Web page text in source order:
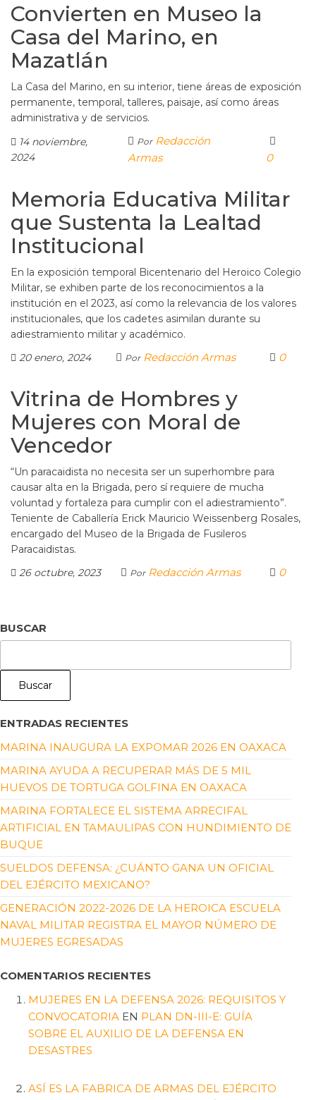
Convierten en Museo la
Casa del Marino, en
Mazatlán
La Casa del Marino, en su interior, tiene áreas de exposición
permanente, temporal, talleres, paisaje, así como áreas
administrativa y de servicios.
14 noviembre,
2024
Por Redacción
Armas
0
Memoria Educativa Militar
que Sustenta la Lealtad
Institucional
En la exposición temporal Bicentenario del Heroico Colegio
Militar, se exhiben parte de los reconocimientos a la
institución en el 2023, así como la relevancia de los valores
institucionales, que los cadetes asimilan durante su
adiestramiento militar y académico.
20 enero, 2024
Por Redacción Armas 0
Vitrina de Hombres y
Mujeres con Moral de
Vencedor
“Un paracaidista no necesita ser un superhombre para
causar alta en la Brigada, pero sí requiere de mucha
voluntad y fortaleza para cumplir con el adiestramiento”.
Teniente de Caballería Erick Mauricio Weissenberg Rosales,
encargado del Museo de la Brigada de Fusileros
Paracaidistas.
26 octubre, 2023
Por Redacción Armas 0
BUSCAR
Buscar
ENTRADAS RECIENTES
MARINA INAUGURA LA EXPOMAR 2026 EN OAXACA
MARINA AYUDA A RECUPERAR MÁS DE 5 MIL
HUEVOS DE TORTUGA GOLFINA EN OAXACA
MARINA FORTALECE EL SISTEMA ARRECIFAL
ARTIFICIAL EN TAMAULIPAS CON HUNDIMIENTO DE
BUQUE
SUELDOS DEFENSA: ¿CUÁNTO GANA UN OFICIAL
DEL EJÉRCITO MEXICANO?
GENERACIÓN 2022-2026 DE LA HEROICA ESCUELA
NAVAL MILITAR REGISTRA EL MAYOR NÚMERO DE
MUJERES EGRESADAS
COMENTARIOS RECIENTES
MUJERES EN LA DEFENSA 2026: REQUISITOS Y
CONVOCATORIA EN PLAN DN-III-E: GUÍA
SOBRE EL AUXILIO DE LA DEFENSA EN
DESASTRES
ASÍ ES LA FABRICA DE ARMAS DEL EJÉRCITO